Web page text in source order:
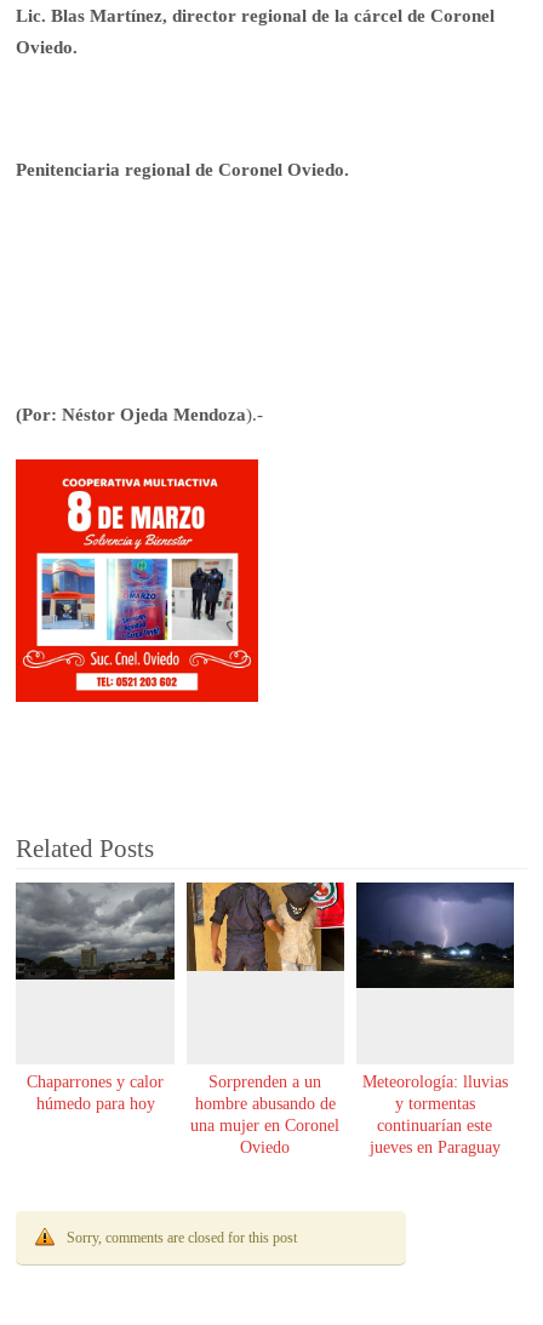
Lic. Blas Martínez, director regional de la cárcel de Coronel
Oviedo.
Penitenciaria regional de Coronel Oviedo.
(Por: Néstor Ojeda Mendoza).-
Related Posts
Chaparrones y calor
húmedo para hoy
Sorprenden a un
hombre abusando de
una mujer en Coronel
Oviedo
Meteorología: lluvias
y tormentas
continuarían este
jueves en Paraguay
Sorry, comments are closed for this post